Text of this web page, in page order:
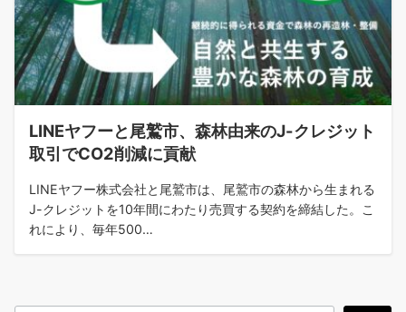
LINEヤフーと尾鷲市、森林由来のJ-クレジット
取引でCO2削減に貢献
LINEヤフー株式会社と尾鷲市は、尾鷲市の森林から生まれる
J-クレジットを10年間にわたり売買する契約を締結した。こ
れにより、毎年500…